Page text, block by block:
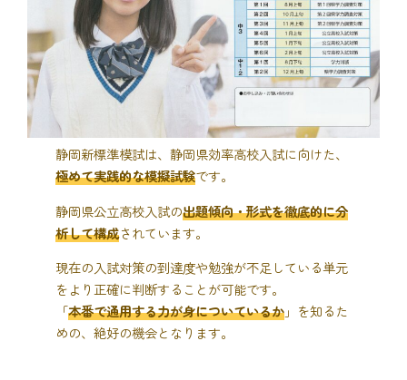
静岡新標準模試は、静岡県効率高校入試に向けた、
極めて実践的な模擬試験です。
静岡県公立高校入試の出題傾向・形式を徹底的に分
析して構成されています。
現在の入試対策の到達度や勉強が不足している単元
をより正確に判断することが可能です。
「本番で通用する力が身についているか」を知るた
めの、絶好の機会となります。